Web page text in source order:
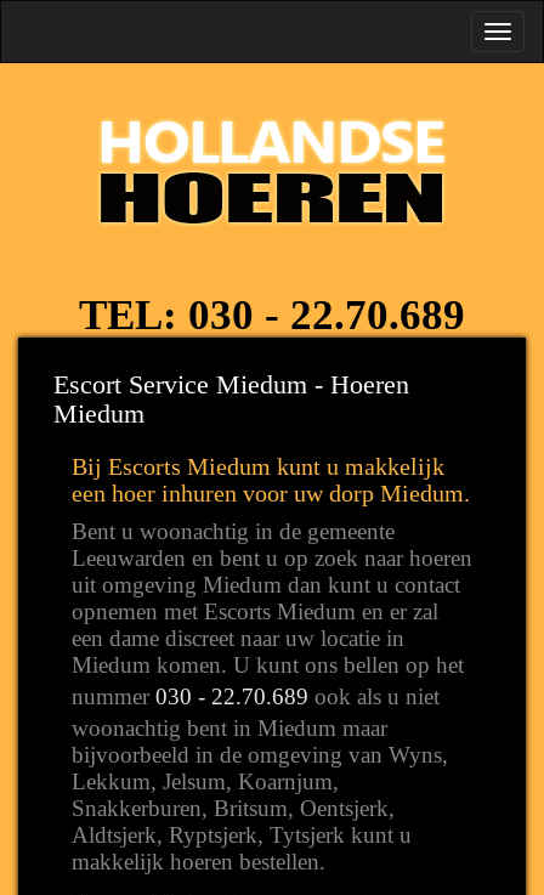
TEL: 030 - 22.70.689
Escort Service Miedum - Hoeren
Miedum
Bij Escorts Miedum kunt u makkelijk
een hoer inhuren voor uw dorp Miedum.
Bent u woonachtig in de gemeente
Leeuwarden en bent u op zoek naar hoeren
uit omgeving Miedum dan kunt u contact
opnemen met Escorts Miedum en er zal
een dame discreet naar uw locatie in
Miedum komen. U kunt ons bellen op het
nummer 030 - 22.70.689 ook als u niet
woonachtig bent in Miedum maar
bijvoorbeeld in de omgeving van Wyns,
Lekkum, Jelsum, Koarnjum,
Snakkerburen, Britsum, Oentsjerk,
Aldtsjerk, Ryptsjerk, Tytsjerk kunt u
makkelijk hoeren bestellen.